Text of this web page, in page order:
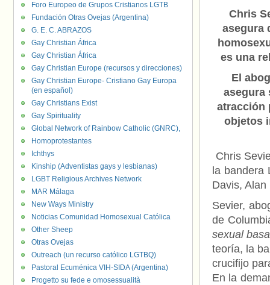
Chris
asegura
es una
El
asegura
atracción
objetos
Chris
la bandera
Davis,
Sevier,
de
sexual
teoría, la
crucifijo
En la
Foro Europeo de Grupos Cristianos LGTB
Fundación Otras Ovejas (Argentina)
G. E. C. ABRAZOS
Gay Christian África
Gay Christian África
Gay Christian Europe (recursos y direcciones)
Gay Christian Europe- Cristiano Gay Europa
(en español)
Gay Christians Exist
Gay Spirituality
Global Network of Rainbow Catholic (GNRC),
Homoprotestantes
Ichthys
Kinship (Adventistas gays y lesbianas)
LGBT Religious Archives Network
MAR Málaga
New Ways Ministry
Noticias Comunidad Homosexual Católica
Other Sheep
Otras Ovejas
Outreach (un recurso católico LGTBQ)
Pastoral Ecuménica VIH-SIDA (Argentina)
Progetto su fede e omosessualità